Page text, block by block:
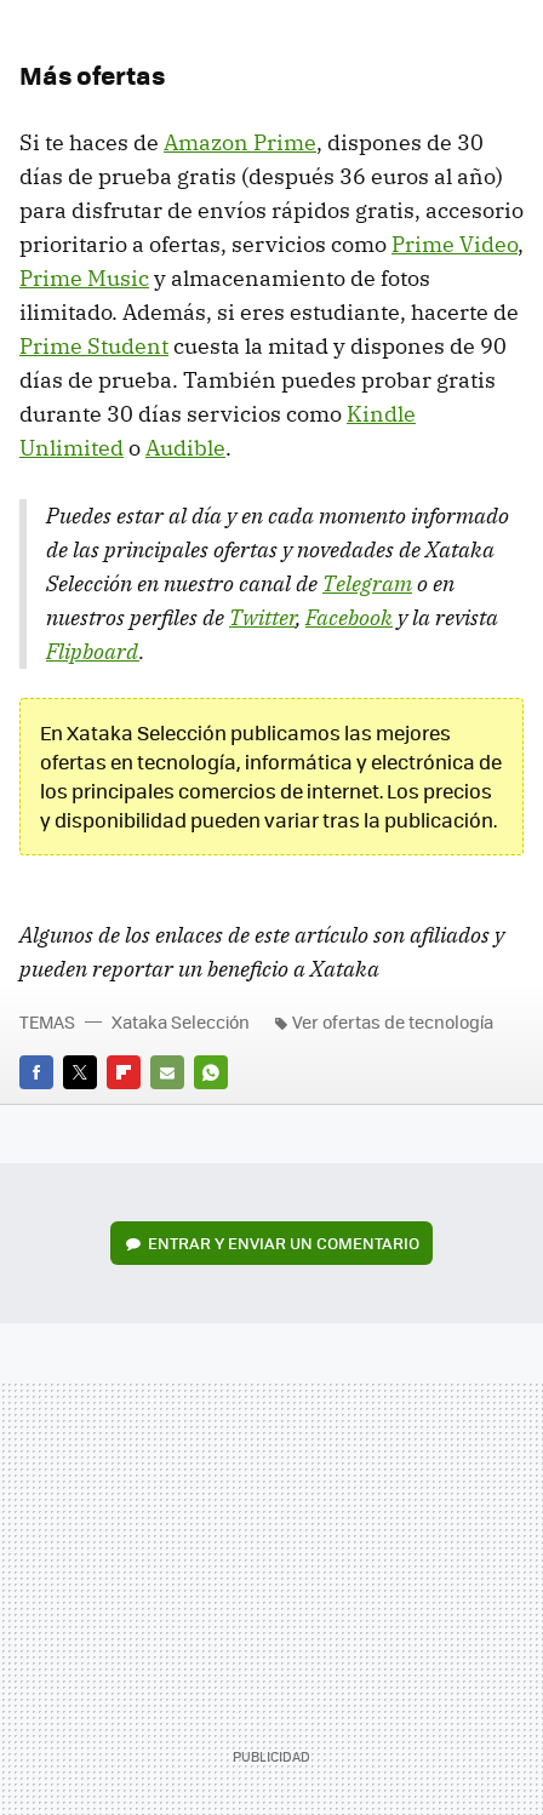
Más ofertas
Si te haces de Amazon Prime, dispones de 30
días de prueba gratis (después 36 euros al año)
para disfrutar de envíos rápidos gratis, accesorio
prioritario a ofertas, servicios como Prime Video,
Prime Musicy almacenamiento de fotos
ilimitado. Además, si eres estudiante, hacerte de
Prime Studentcuesta la mitad y dispones de 90
días de prueba. También puedes probar gratis
durante 30 días servicios como Kindle
UnlimitedoAudible.
Puedes estar al día y en cada momento informado
de las principales ofertas y novedades de Xataka
Selección en nuestro canal de Telegramo en
nuestros perfiles de Twitter,Facebook y la revista
Flipboard.
En Xataka Selección publicamos las mejores
ofertas en tecnología, informática y electrónica de
los principales comercios de internet. Los precios
y disponibilidad pueden variar tras la publicación.
Algunos de los enlaces de este artículo son afiliados y
pueden reportar un beneficio a Xataka
FACEBOOK
TWITTERFLIPBOARD
E-
WHATSAPP
TEMAS Xataka Selección Ver ofertas de tecnología
ENTRAR Y ENVIAR UN COMENTARIO